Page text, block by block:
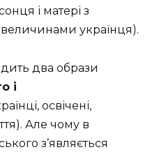
і матері з
українця).
два образи
і
освічені,
). Але чому в
з’являється